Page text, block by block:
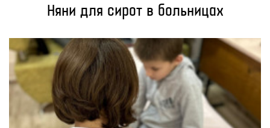
Няни для сирот в больницах